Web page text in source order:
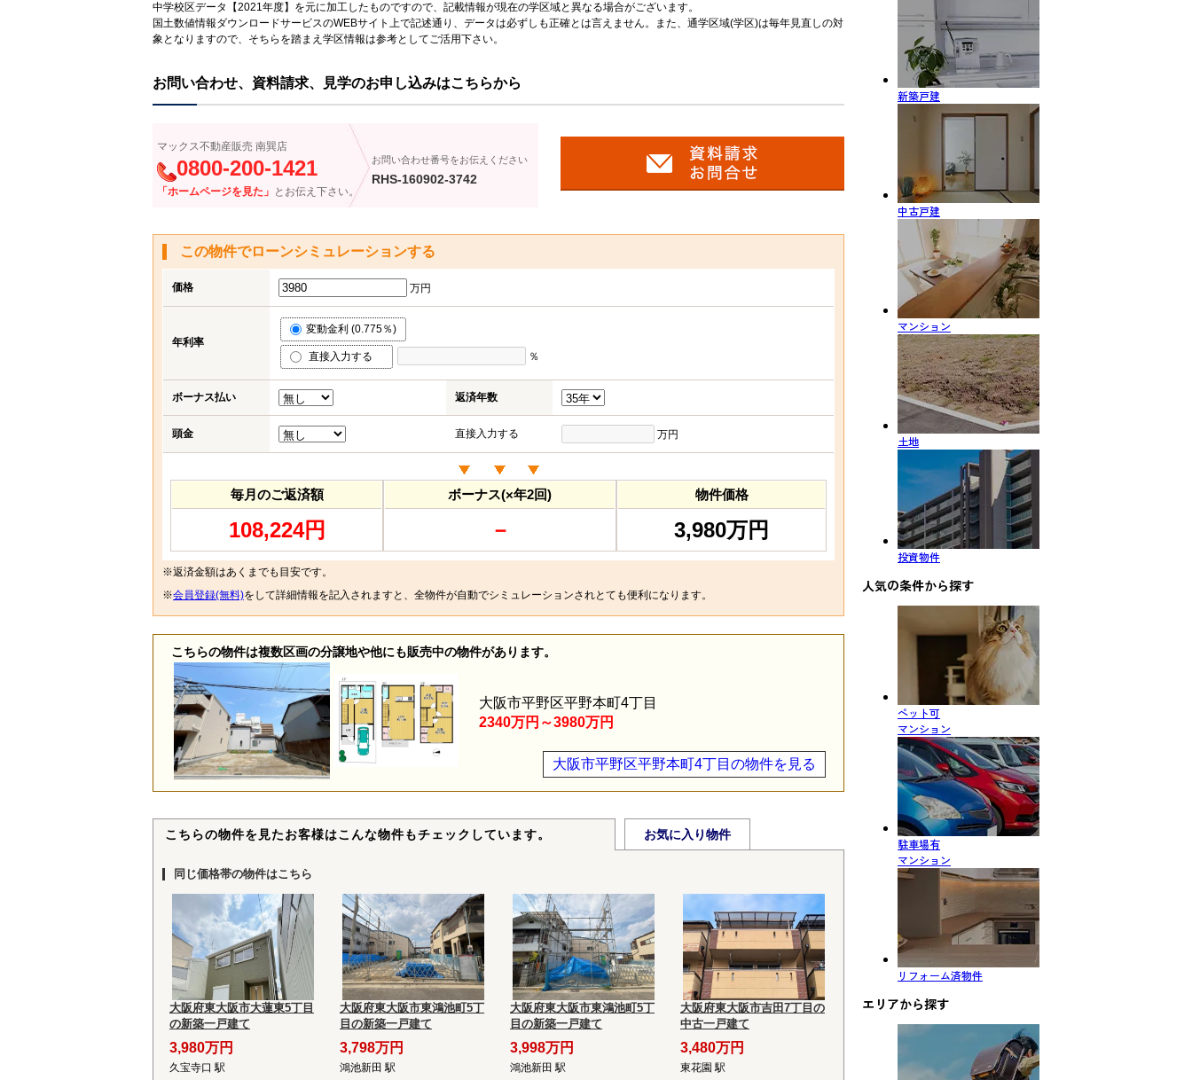
中学校区データ【2021年度】を元に加工したものですので、記載情報が現在の学区域と異なる場合がございます。
国土数値情報ダウンロードサービスのWEBサイト上で記述通り、データは必ずしも正確とは言えません。また、通学区域(学区)は毎年見直しの対
象となりますので、そちらを踏まえ学区情報は参考としてご活用下さい。
お問い合わせ、資料請求、見学のお申し込みはこちらから
マックス不動産販売 南巽店
0800-200-1421
「ホームページを見た」 とお伝え下さい。
お問い合わせ番号をお伝えください
RHS-160902-3742
この物件でローンシミュレーションする
価格 万円
年利率
変動金利 (0.775％)
直接入力する ％
ボーナス払い 返済年数
頭金 直接入力する 万円
毎月のご返済額
108,224円
ボーナス(×年2回)
－
物件価格
3,980万円
※返済金額はあくまでも目安です。
※会員登録(無料)をして詳細情報を記入されますと、全物件が自動でシミュレーションされとても便利になります。
こちらの物件は複数区画の分譲地や他にも販売中の物件があります。
大阪市平野区平野本町4丁目の物件を見る
大阪市平野区平野本町4丁目
2340万円～3980万円
こちらの物件を見たお客様はこんな物件もチェックしています。 お気に入り物件
同じ価格帯の物件はこちら
大阪府東大阪市大蓮東5丁目
の新築一戸建て
3,980万円
久宝寺口 駅
大阪府東大阪市東鴻池町5丁
目の新築一戸建て
3,798万円
鴻池新田 駅
大阪府東大阪市東鴻池町5丁
目の新築一戸建て
3,998万円
鴻池新田 駅
大阪府東大阪市吉田7丁目の
中古一戸建て
3,480万円
東花園 駅
新築戸建
中古戸建
マンション
土地
投資物件
人気の条件から探す
ペット可
マンション
駐車場有
マンション
リフォーム済物件
エリアから探す